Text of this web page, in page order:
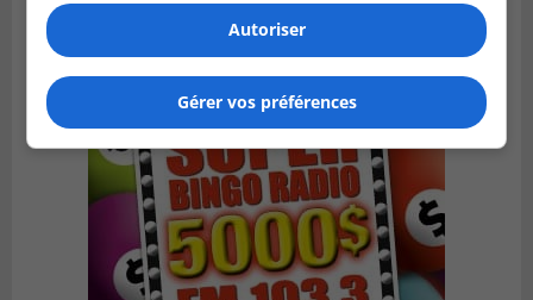
Autoriser
Gérer vos préférences